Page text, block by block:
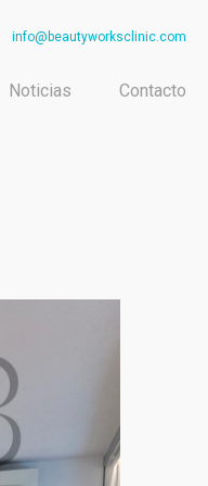
info@beautyworksclinic.com
Noticias Contacto